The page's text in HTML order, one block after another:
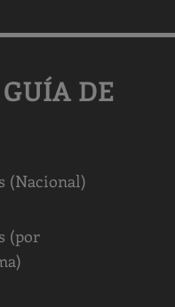
DE
(Nacional)
(por